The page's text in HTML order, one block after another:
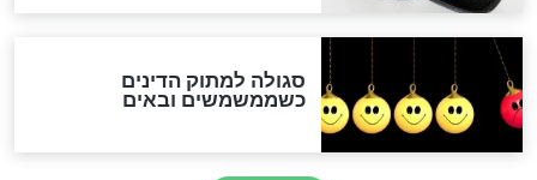
האם אפשר לחשב את הקץ?